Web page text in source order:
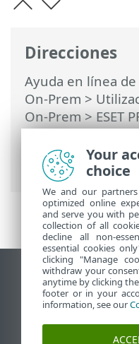
Direcciones
Ayuda en línea de
On-Prem >
On-Prem>ESET
principal>Tareas
de la expresión
Ver sitio para
End of Life
Base de
Foro de ESET
Your
choice
We and our
optimized online
and serve you with
collection of all
decline all non-
essential cookies
clicking "Manage
withdraw your
anytime by clicking
footer or in your
information, see our